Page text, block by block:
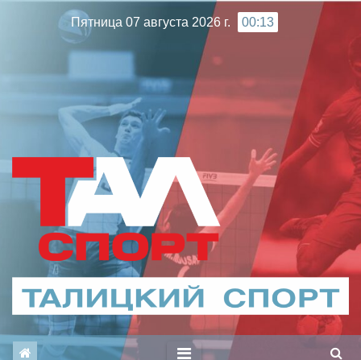
Пятница 07 августа 2026 г. 00:13